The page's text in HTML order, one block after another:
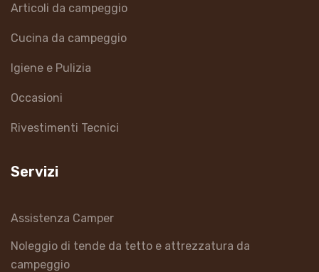
Articoli da campeggio
Cucina da campeggio
Igiene e Pulizia
Occasioni
Rivestimenti Tecnici
Servizi
Assistenza Camper
Noleggio di tende da tetto e attrezzatura da
campeggio